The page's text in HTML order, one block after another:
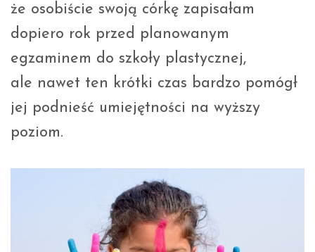
że osobiście swoją córkę zapisałam
dopiero rok przed planowanym
egzaminem do szkoły plastycznej,
ale nawet ten krótki czas bardzo pomógł
jej podnieść umiejętności na wyższy
poziom.